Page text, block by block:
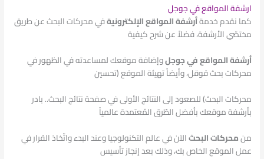
ارشفة المواقع في جوجل
كما نقدم خدمةأرشفة المواقعالإلكترونيةفي محركات البحث عن طريق
مختصّي الأرشفة، فضلاً عن شرح كيفية
أرشفة المواقع في جوجلوإضافة موقعك لمساعدته في الظهور في
محركات بحث قوقل، وأيضاً تهيئة الموقع (تحسين
محركات البحث) للصعود إلى النتائج الأولى في صفحة نتائج البحث.. بادر
بأرشفة موقعك بأفضل الطّرق المُعتمدة عالمياً
منمحركات البحثالآن في عالم التكنولوجيا وعند البدء واتّخاذ القرار في
عمل الموقع الخاص بك، وذلك بعد إنجاز تأسيس